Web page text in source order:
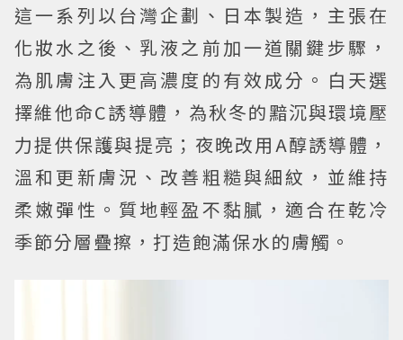
這一系列以台灣企劃、日本製造，主張在
化妝水之後、乳液之前加一道關鍵步驟，
為肌膚注入更高濃度的有效成分。白天選
擇維他命C誘導體，為秋冬的黯沉與環境壓
力提供保護與提亮；夜晚改用A醇誘導體，
溫和更新膚況、改善粗糙與細紋，並維持
柔嫩彈性。質地輕盈不黏膩，適合在乾冷
季節分層疊擦，打造飽滿保水的膚觸。